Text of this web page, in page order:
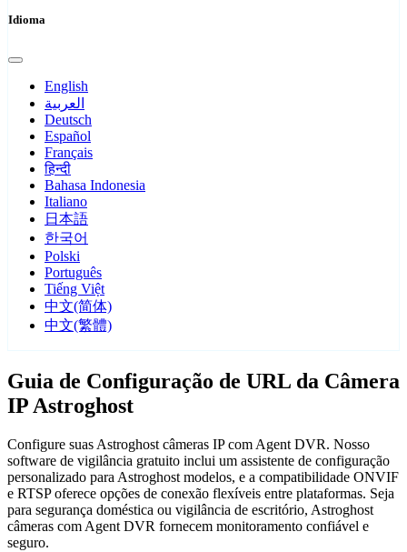
Idioma
English
العربية
Deutsch
Español
Français
हिन्दी
Bahasa Indonesia
Italiano
日本語
한국어
Polski
Português
Tiếng Việt
中文(简体)
中文(繁體)
Guia de Configuração de URL da Câmera
IP Astroghost
Configure suas Astroghost câmeras IP com Agent DVR. Nosso
software de vigilância gratuito inclui um assistente de configuração
personalizado para Astroghost modelos, e a compatibilidade ONVIF
e RTSP oferece opções de conexão flexíveis entre plataformas. Seja
para segurança doméstica ou vigilância de escritório, Astroghost
câmeras com Agent DVR fornecem monitoramento confiável e
seguro.